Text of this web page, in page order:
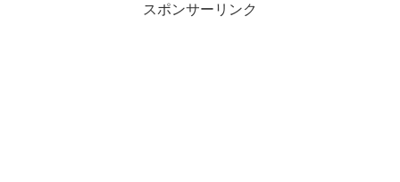
スポンサーリンク